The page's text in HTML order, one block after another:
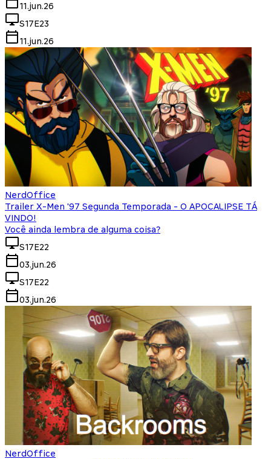
11.jun.26
S17E23
11.jun.26
NerdOffice
Trailer X-Men '97 Segunda Temporada - O APOCALIPSE TÁ
VINDO!
Você ainda lembra de alguma coisa?
S17E22
03.jun.26
S17E22
03.jun.26
NerdOffice